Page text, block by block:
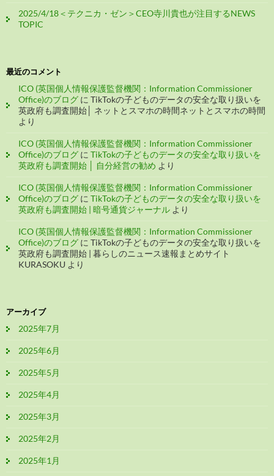
2025/4/18＜テクニカ・ゼン＞CEO寺川貴也が注目するNEWS
TOPIC
最近のコメント
ICO (英国個人情報保護監督機関：Information Commissioner
Office)のブログ に TikTokの子どものデータの安全な取り扱いを
英政府も調査開始│ ネットとスマホの時間ネットとスマホの時間
より
ICO (英国個人情報保護監督機関：Information Commissioner
Office)のブログ に TikTokの子どものデータの安全な取り扱いを
英政府も調査開始 │ 自分経営の勧め より
ICO (英国個人情報保護監督機関：Information Commissioner
Office)のブログ に TikTokの子どものデータの安全な取り扱いを
英政府も調査開始 | 暗号通貨ジャーナル より
ICO (英国個人情報保護監督機関：Information Commissioner
Office)のブログ に TikTokの子どものデータの安全な取り扱いを
英政府も調査開始 | 暮らしのニュース速報まとめサイト
KURASOKU より
アーカイブ
2025年7月
2025年6月
2025年5月
2025年4月
2025年3月
2025年2月
2025年1月